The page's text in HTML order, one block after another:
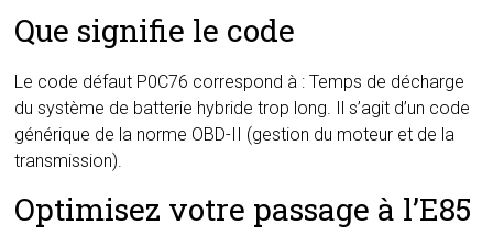
Que signifie le code
Le code défaut P0C76 correspond à : Temps de décharge
du système de batterie hybride trop long. Il s’agit d’un code
générique de la norme OBD-II (gestion du moteur et de la
transmission).
Optimisez votre passage à l’E85